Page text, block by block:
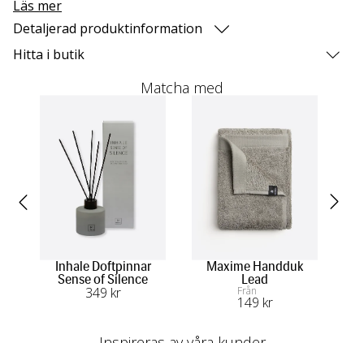
Läs mer
Detaljerad produktinformation
Hitta i butik
Matcha med
Inhale Doftpinnar
Sense of Silence
349 kr
Maxime Handduk
Lead
Från
149 kr